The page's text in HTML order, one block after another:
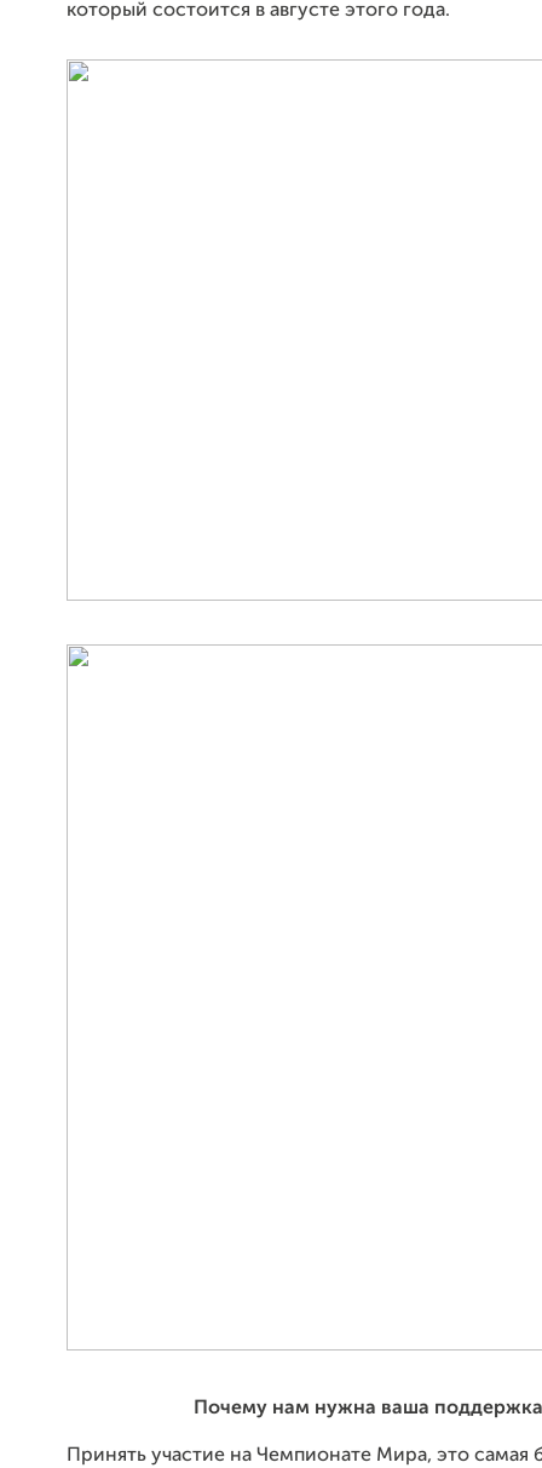
который состоится в августе этого года.
Почему нам нужна ваша
Принять участие на Чемпионате Мира, это самая